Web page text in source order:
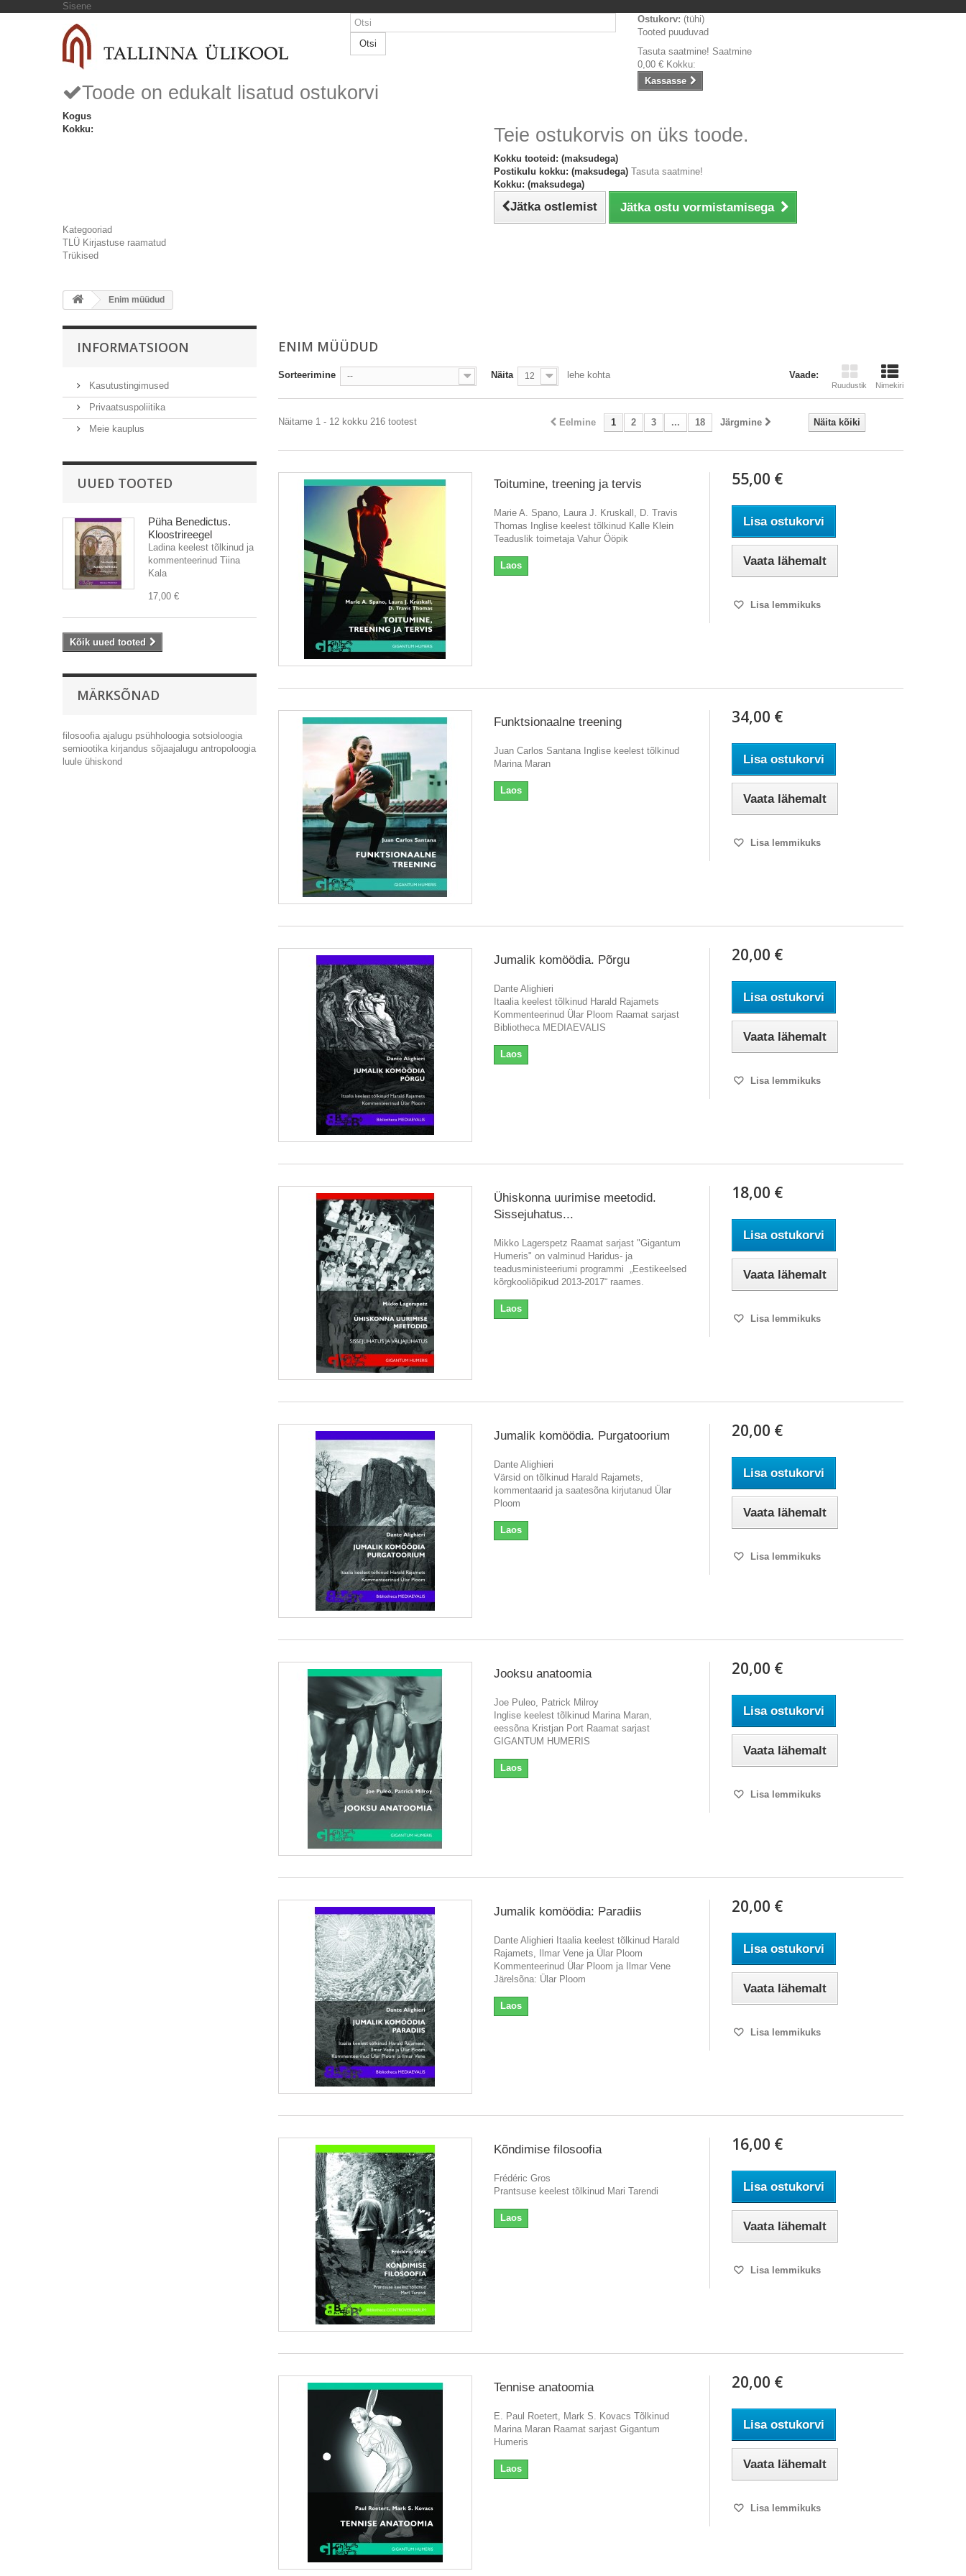
Sisene
Otsi
Ostukorv: (tühi)
Tooted puuduvad
Tasuta saatmine! Saatmine
0,00 € Kokku:
Kassasse
Toode on edukalt lisatud ostukorvi
Kogus
Kokku:
Teie ostukorvis on üks toode.
Kokku tooteid: (maksudega)
Postikulu kokku: (maksudega) Tasuta saatmine!
Kokku: (maksudega)
Jätka ostlemist Jätka ostu vormistamisega
Kategooriad
TLÜ Kirjastuse raamatud
Trükised
Enim müüdud
INFORMATSIOON
Kasutustingimused
Privaatsuspoliitika
Meie kauplus
UUED TOOTED
Püha Benedictus.
Kloostrireegel
Ladina keelest tõlkinud ja
kommenteerinud Tiina
Kala
17,00 €
Kõik uued tooted
MÄRKSÕNAD
filosoofia ajalugu psühholoogia sotsioloogia
semiootika kirjandus sõjaajalugu antropoloogia
luule ühiskond
ENIM MÜÜDUD
Vaade:
Ruudustik Nimekiri
Sorteerimine -- Näita 12 lehe kohta
Näita kõiki
Eelmine 1 2 3 ... 18 Järgmine
Näitame 1 - 12 kokku 216 tootest
Toitumine, treening ja tervis
Marie A. Spano, Laura J. Kruskall, D. Travis
Thomas Inglise keelest tõlkinud Kalle Klein
Teaduslik toimetaja Vahur Ööpik
Laos
55,00 €
Lisa ostukorvi
Vaata lähemalt
Lisa lemmikuks
Funktsionaalne treening
Juan Carlos Santana Inglise keelest tõlkinud
Marina Maran
Laos
34,00 €
Lisa ostukorvi
Vaata lähemalt
Lisa lemmikuks
Jumalik komöödia. Põrgu
Dante Alighieri
Itaalia keelest tõlkinud Harald Rajamets
Kommenteerinud Ülar Ploom Raamat sarjast
Bibliotheca MEDIAEVALIS
Laos
20,00 €
Lisa ostukorvi
Vaata lähemalt
Lisa lemmikuks
Ühiskonna uurimise meetodid.
Sissejuhatus...
Mikko Lagerspetz Raamat sarjast "Gigantum
Humeris" on valminud Haridus- ja
teadusministeeriumi programmi „Eestikeelsed
kõrgkooliõpikud 2013-2017“ raames.
Laos
18,00 €
Lisa ostukorvi
Vaata lähemalt
Lisa lemmikuks
Jumalik komöödia. Purgatoorium
Dante Alighieri
Värsid on tõlkinud Harald Rajamets,
kommentaarid ja saatesõna kirjutanud Ülar
Ploom
Laos
20,00 €
Lisa ostukorvi
Vaata lähemalt
Lisa lemmikuks
Jooksu anatoomia
Joe Puleo, Patrick Milroy
Inglise keelest tõlkinud Marina Maran,
eessõna Kristjan Port Raamat sarjast
GIGANTUM HUMERIS
Laos
20,00 €
Lisa ostukorvi
Vaata lähemalt
Lisa lemmikuks
Jumalik komöödia: Paradiis
Dante Alighieri Itaalia keelest tõlkinud Harald
Rajamets, Ilmar Vene ja Ülar Ploom
Kommenteerinud Ülar Ploom ja Ilmar Vene
Järelsõna: Ülar Ploom
Laos
20,00 €
Lisa ostukorvi
Vaata lähemalt
Lisa lemmikuks
Kõndimise filosoofia
Frédéric Gros
Prantsuse keelest tõlkinud Mari Tarendi
Laos
16,00 €
Lisa ostukorvi
Vaata lähemalt
Lisa lemmikuks
Tennise anatoomia
E. Paul Roetert, Mark S. Kovacs Tõlkinud
Marina Maran Raamat sarjast Gigantum
Humeris
Laos
20,00 €
Lisa ostukorvi
Vaata lähemalt
Lisa lemmikuks